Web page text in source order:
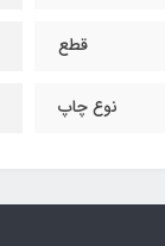
قطع
نوع چاپ